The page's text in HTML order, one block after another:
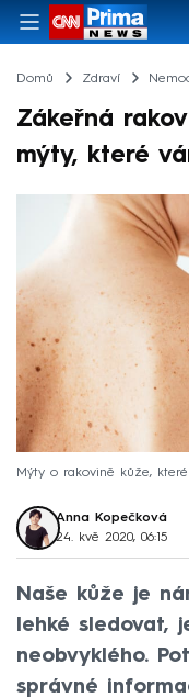
Domů Zdraví
Zákeřná
mýty, které
Mýty o rakovině kůže,
Anna Kopečková
24. kvě 2020, 06:15
Naše kůže je
lehké sledovat,
neobvyklého.
správné